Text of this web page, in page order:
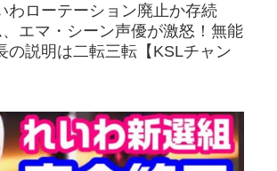
わローテーション廃止か存続
エマ・シーン声優が激怒！無能
の説明は二転三転【KSLチャン